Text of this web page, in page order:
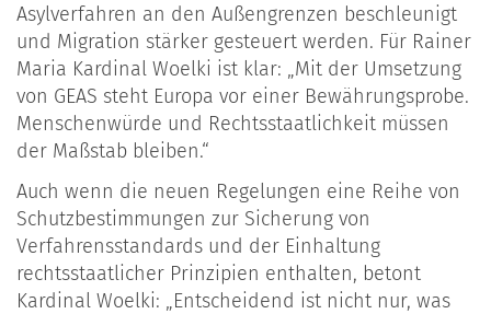
Asylverfahren an den Außengrenzen beschleunigt
und Migration stärker gesteuert werden. Für Rainer
Maria Kardinal Woelki ist klar: „Mit der Umsetzung
von GEAS steht Europa vor einer Bewährungsprobe.
Menschenwürde und Rechtsstaatlichkeit müssen
der Maßstab bleiben.“
Auch wenn die neuen Regelungen eine Reihe von
Schutzbestimmungen zur Sicherung von
Verfahrensstandards und der Einhaltung
rechtsstaatlicher Prinzipien enthalten, betont
Kardinal Woelki: „Entscheidend ist nicht nur, was